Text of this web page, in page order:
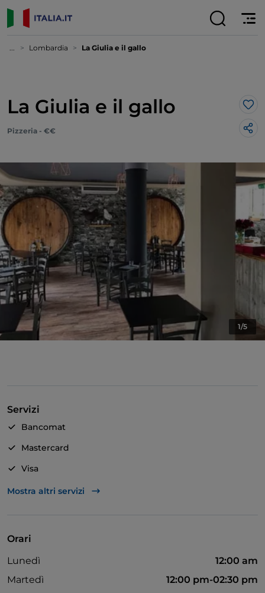
... Lombardia La Giulia e il gallo
La Giulia e il gallo
Pizzeria - €€
1/5
Servizi
Bancomat
Mastercard
Visa
Accesso disabili
Mostra altri servizi
Orari
Lunedì
12:00 am
Martedì
12:00 pm-02:30 pm